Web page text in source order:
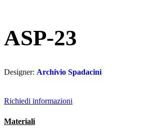
ASP-23
Designer: Archivio Spadacini
Richiedi informazioni
Materiali